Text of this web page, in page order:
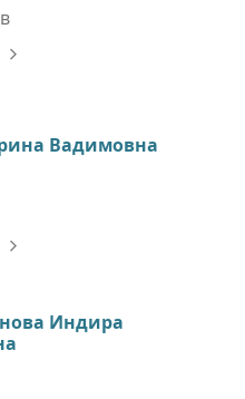
Вадимовна
Индира